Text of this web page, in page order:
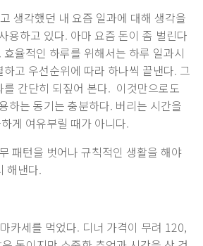
생각했던 내 요즘 일과에 대해 생각을
용하고 있다. 아마 요즘 돈이 좀 벌린다
율적인 하루를 위해서는 하루 일과시
고 우선순위에 따라 하나씩 끝낸다. 그
를 간단히 되짚어 본다. 이것만으로도
하는 동기는 충분하다. 버리는 시간을
게 여유부릴 때가 아니다.
패턴을 벗어나 규칙적인 생활을 해야
해낸다.
카세를 먹었다. 디너 가격이 무려 120,